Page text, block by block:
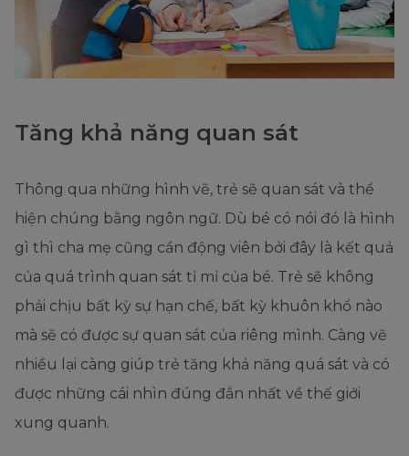
Tăng khả năng quan sát
Thông qua những hình vẽ, trẻ sẽ quan sát và thể
hiện chúng bằng ngôn ngữ. Dù bé có nói đó là hình
gì thì cha mẹ cũng cần động viên bởi đây là kết quả
của quá trình quan sát tỉ mỉ của bé. Trẻ sẽ không
phải chịu bất kỳ sự hạn chế, bất kỳ khuôn khổ nào
mà sẽ có được sự quan sát của riêng mình. Càng vẽ
nhiều lại càng giúp trẻ tăng khả năng quá sát và có
được những cái nhìn đúng đắn nhất về thế giới
xung quanh.